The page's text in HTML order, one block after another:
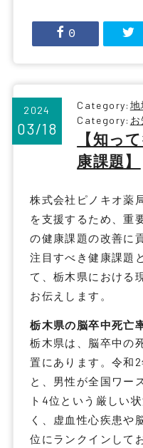
0
2024
03/18
Category: 地
Category:
【知っ
康課題】
株式会社ピノキオ薬
を支援するため、重
の健康課題の改善に
注目すべき健康課題
て、栃木県における
お伝えします。
栃木県の脳卒中死亡
栃木県は、脳卒中の
置にあります。令和
と、男性が全国ワー
ト4位という厳しい
く、虚血性心疾患や
位にランクインして